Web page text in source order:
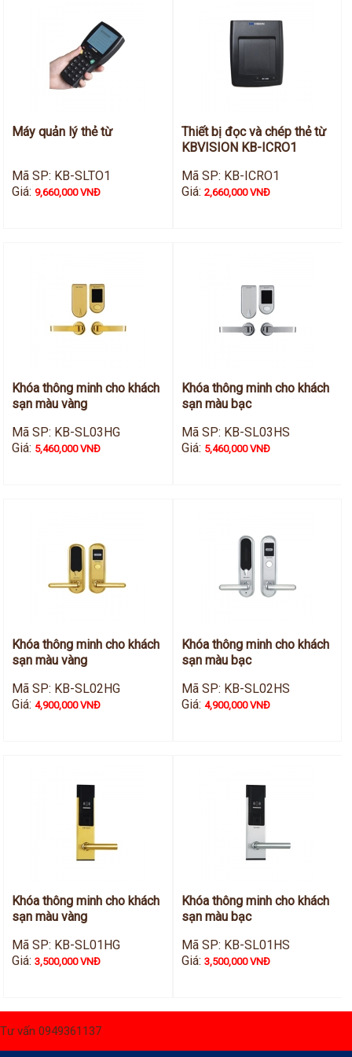
Máy quản lý thẻ từ
Mã SP: KB-SLTO1
Giá:9,660,000 VNĐ
Thiết bị đọc và chép thẻ từ
KBVISION KB-ICRO1
Mã SP: KB-ICRO1
Giá: 2,660,000 VNĐ
Khóa thông minh cho khách
sạn màu vàng
Mã SP: KB-SL03HG
Giá: 5,460,000 VNĐ
Khóa thông minh cho khách
sạn màu bạc
Mã SP: KB-SL03HS
Giá: 5,460,000 VNĐ
Khóa thông minh cho khách
sạn màu vàng
Mã SP: KB-SL02HG
Giá:4,900,000 VNĐ
Khóa thông minh cho khách
sạn màu bạc
Mã SP: KB-SL02HS
Giá: 4,900,000 VNĐ
Khóa thông minh cho khách
sạn màu vàng
Mã SP: KB-SL01HG
Giá:3,500,000 VNĐ
Khóa thông minh cho khách
sạn màu bạc
Mã SP: KB-SL01HS
Giá: 3,500,000 VNĐ
Tư vấn 0949361137